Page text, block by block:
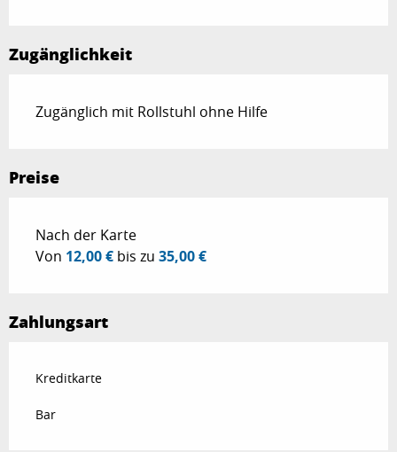
Zugänglichkeit
Zugänglich mit Rollstuhl ohne Hilfe
Preise
Preise 2026
Nach der Karte
Von 12,00 € bis zu 35,00 €
Zahlungsart
Kreditkarte
Bar